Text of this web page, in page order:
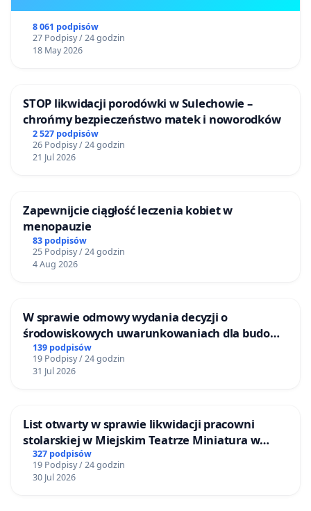
8 061 podpisów
27 Podpisy / 24 godzin
18 May 2026
STOP likwidacji porodówki w Sulechowie –
chrońmy bezpieczeństwo matek i noworodków
2 527 podpisów
26 Podpisy / 24 godzin
21 Jul 2026
Zapewnijcie ciągłość leczenia kobiet w
menopauzie
83 podpisów
25 Podpisy / 24 godzin
4 Aug 2026
W sprawie odmowy wydania decyzji o
środowiskowych uwarunkowaniach dla budowy
zakładu wytwarzania biometanu „Krynki” w
Ostrowiu Południowym oraz ochrony
mieszkańców i Puszczy Knyszyńskiej
139 podpisów
19 Podpisy / 24 godzin
31 Jul 2026
List otwarty w sprawie likwidacji pracowni
stolarskiej w Miejskim Teatrze Miniatura w
Gdańsku
327 podpisów
19 Podpisy / 24 godzin
30 Jul 2026